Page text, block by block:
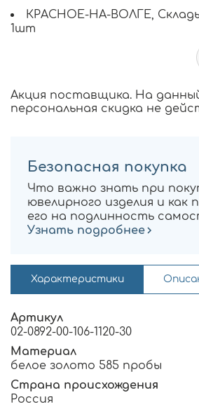
КРАСНОЕ-НА-ВОЛГЕ,
1шт
Акция поставщика. На
персональная скидка не
Безопасная покупка
Что важно знать при
ювелирного изделия и как
его на подлинность
Узнать подробнее
Характеристики
Артикул
02-0892-00-106-1120-30
Материал
белое золото 585 пробы
Страна происхождения
Россия